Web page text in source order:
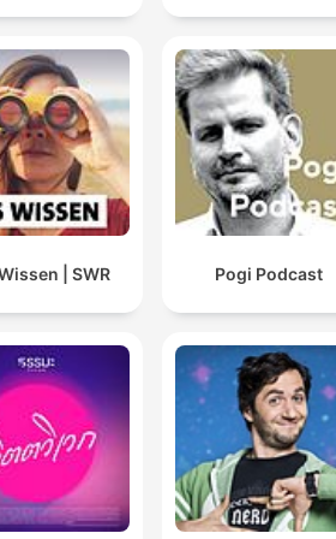
| SWR Pogi Podcast